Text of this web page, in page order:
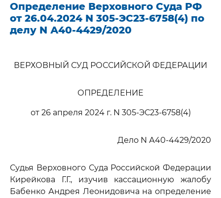
Определение Верховного Суда РФ
от 26.04.2024 N 305-ЭС23-6758(4) по
делу N А40-4429/2020
ВЕРХОВНЫЙ СУД РОССИЙСКОЙ ФЕДЕРАЦИИ
ОПРЕДЕЛЕНИЕ
от 26 апреля 2024 г. N 305-ЭС23-6758(4)
Дело N А40-4429/2020
Судья Верховного Суда Российской Федерации
Кирейкова Г.Г., изучив кассационную жалобу
Бабенко Андрея Леонидовича на определение